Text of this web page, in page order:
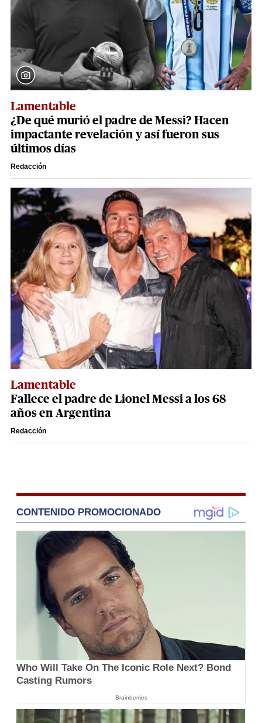
Lamentable
¿De qué murió el padre de Messi? Hacen
impactante revelación y así fueron sus
últimos días
Redacción
Lamentable
Fallece el padre de Lionel Messi a los 68
años en Argentina
Redacción
CONTENIDO PROMOCIONADO
Who Will Take On The Iconic Role Next? Bond
Casting Rumors
Brainberries